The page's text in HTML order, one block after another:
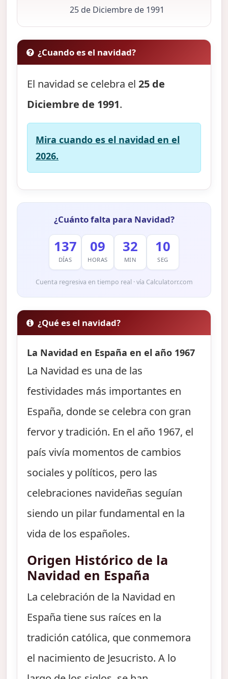
25 de Diciembre de 1991
¿Cuando es el navidad?
El navidad se celebra el25 de
Diciembre de 1991.
Mira cuando es el navidad en el
2026.
¿Cuánto falta para Navidad?
137
DÍAS
09
HORAS
32
MIN
09
SEG
Cuenta regresiva en tiempo real · vía Calculatorr.com
¿Qué es el navidad?
La Navidad en España en el año 1967
La Navidad es una de las
festividades más importantes en
España, donde se celebra con gran
fervor y tradición. En el año 1967, el
país vivía momentos de cambios
sociales y políticos, pero las
celebraciones navideñas seguían
siendo un pilar fundamental en la
vida de los españoles.
Origen Histórico de la
Navidad en España
La celebración de la Navidad en
España tiene sus raíces en la
tradición católica, que conmemora
el nacimiento de Jesucristo. A lo